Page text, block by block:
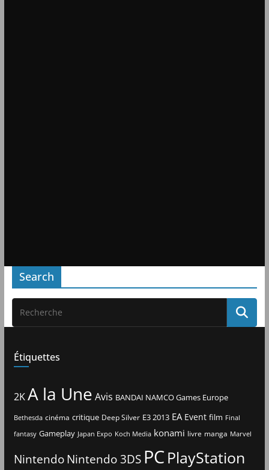
Search
Étiquettes
2KA la Une Avis BANDAI NAMCO Games Europe
Bethesda cinéma critique Deep Silver E3 2013 EA Event film Final
fantasy Gameplay Japan Expo Koch Media konami livre manga Marvel
Nintendo Nintendo 3DS PCPlayStation